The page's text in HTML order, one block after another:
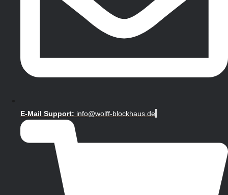
E-Mail Support: info@wolff-blockhaus.de